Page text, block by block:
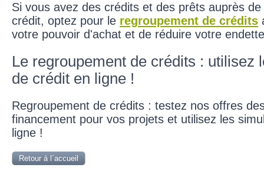
Si vous avez des crédits et des prêts auprès
crédit, optez pour le regroupement de crédits
votre pouvoir d'achat et de réduire votre
Le regroupement de crédits : utilisez
de crédit en ligne !
Regroupement de crédits : testez nos offres
financement pour vos projets et utilisez les
ligne !
Retour á l´accueil